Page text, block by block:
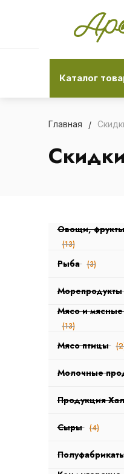
Каталог
Главная
Овощи,
(13)
Рыба (3)
Морепродукты
Мясо и мясные
(13)
Мясо птицы
Молочные
Продукция
Сыры (4)